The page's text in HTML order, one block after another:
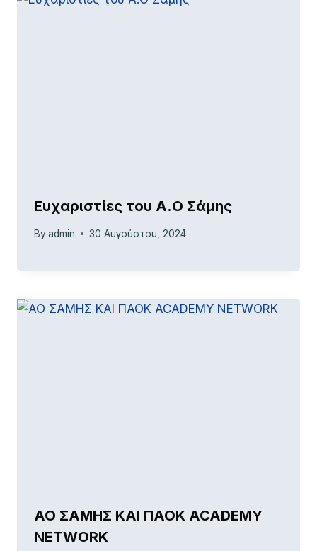
Ευχαριστίες του Α.Ο Σάμης
By admin 30 Αυγούστου, 2024
ΑΟ ΣΑΜΗΣ ΚΑΙ ΠΑΟΚ ACADEMY
NETWORK